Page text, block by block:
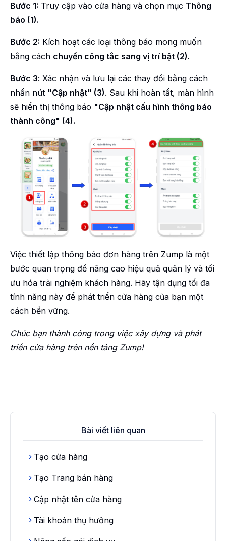
Bước 1: Truy cập vào cửa hàng và chọn mục Thông
báo (1).
Bước 2: Kích hoạt các loại thông báo mong muốn
bằng cách chuyển công tắc sang vị trí bật (2).
Bước 3: Xác nhận và lưu lại các thay đổi bằng cách
nhấn nút "Cập nhật" (3). Sau khi hoàn tất, màn hình
sẽ hiển thị thông báo "Cập nhật cấu hình thông báo
thành công" (4).
Việc thiết lập thông báo đơn hàng trên Zump là một
bước quan trọng để nâng cao hiệu quả quản lý và tối
ưu hóa trải nghiệm khách hàng. Hãy tận dụng tối đa
tính năng này để phát triển cửa hàng của bạn một
cách bền vững.
Chúc bạn thành công trong việc xây dựng và phát
triển cửa hàng trên nền tảng Zump!
Bài viết liên quan
Tạo cửa hàng
Tạo Trang bán hàng
Cập nhật tên cửa hàng
Tài khoản thụ hưởng